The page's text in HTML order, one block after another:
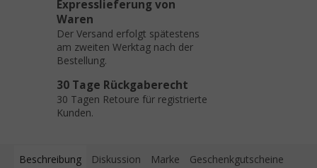
Expresslieferung von
Waren
Der Versand erfolgt spätestens
am zweiten Werktag nach der
Bestellung.
30 Tage Rückgaberecht
30 Tagen Retoure für registrierte
Kunden.
Beschreibung Diskussion Marke Geschenkgutscheine